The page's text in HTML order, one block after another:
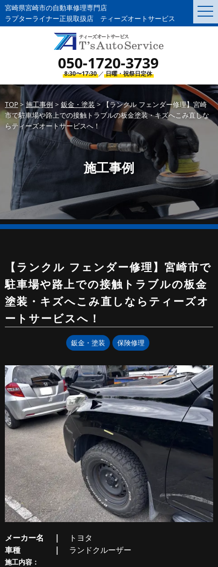
宮崎県宮崎市の自動車修理専門店
ラプターライナー正規取扱店 ティーズオートサービス
050-1720-3739
8:30〜17:30 ／ 日曜・祝祭日定休
TOP >施工事例 > 鈑金・塗装 >【ランクル フェンダー修理】宮崎
市で駐車場や路上での接触トラブルの板金塗装・キズへこみ直しな
らティーズオートサービスへ！
施工事例
【ランクル フェンダー修理】宮崎市で
駐車場や路上での接触トラブルの板金
塗装・キズへこみ直しならティーズオ
ートサービスへ！
鈑金・塗装 保険修理
メーカー名
トヨタ
車種
ランドクルーザー
施工内容：